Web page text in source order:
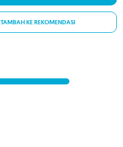
TAMBAH KE REKOMENDASI